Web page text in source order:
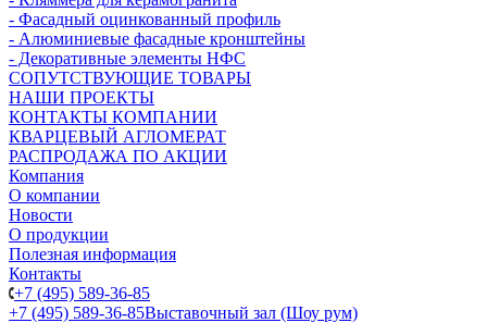
- Фасадный оцинкованный профиль
- Алюминиевые фасадные кронштейны
- Декоративные элементы НФС
СОПУТСТВУЮЩИЕ ТОВАРЫ
НАШИ ПРОЕКТЫ
КОНТАКТЫ КОМПАНИИ
КВАРЦЕВЫЙ АГЛОМЕРАТ
РАСПРОДАЖА ПО АКЦИИ
Компания
О компании
Новости
О продукции
Полезная информация
Контакты
+7 (495) 589-36-85
+7 (495) 589-36-85Выставочный зал (Шоу рум)